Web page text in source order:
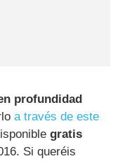
profundidad
a través de este
gratis
Si queréis